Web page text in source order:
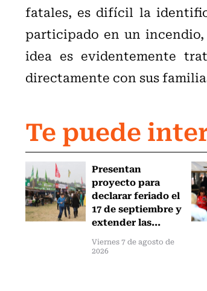
fatales, es difícil la
participado en un
idea es evidentemente
directamente con sus
Te puede
Presentan
proyecto para
declarar feriado el
17 de septiembre y
extender las...
Viernes 7 de agosto de
2026